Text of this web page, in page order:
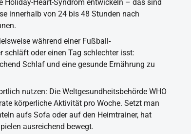
Holiday-Heart-Syndrom entwickeln – das sind
innerhalb von 24 bis 48 Stunden nach
während einer Fußball-
oder einen Tag schlechter isst:
Schlaf und eine gesunde Ernährung zu
nutzen: Die Weltgesundheitsbehörde WHO
körperliche Aktivität pro Woche. Setzt man
aufs Sofa oder auf den Heimtrainer, hat
ausreichend bewegt.